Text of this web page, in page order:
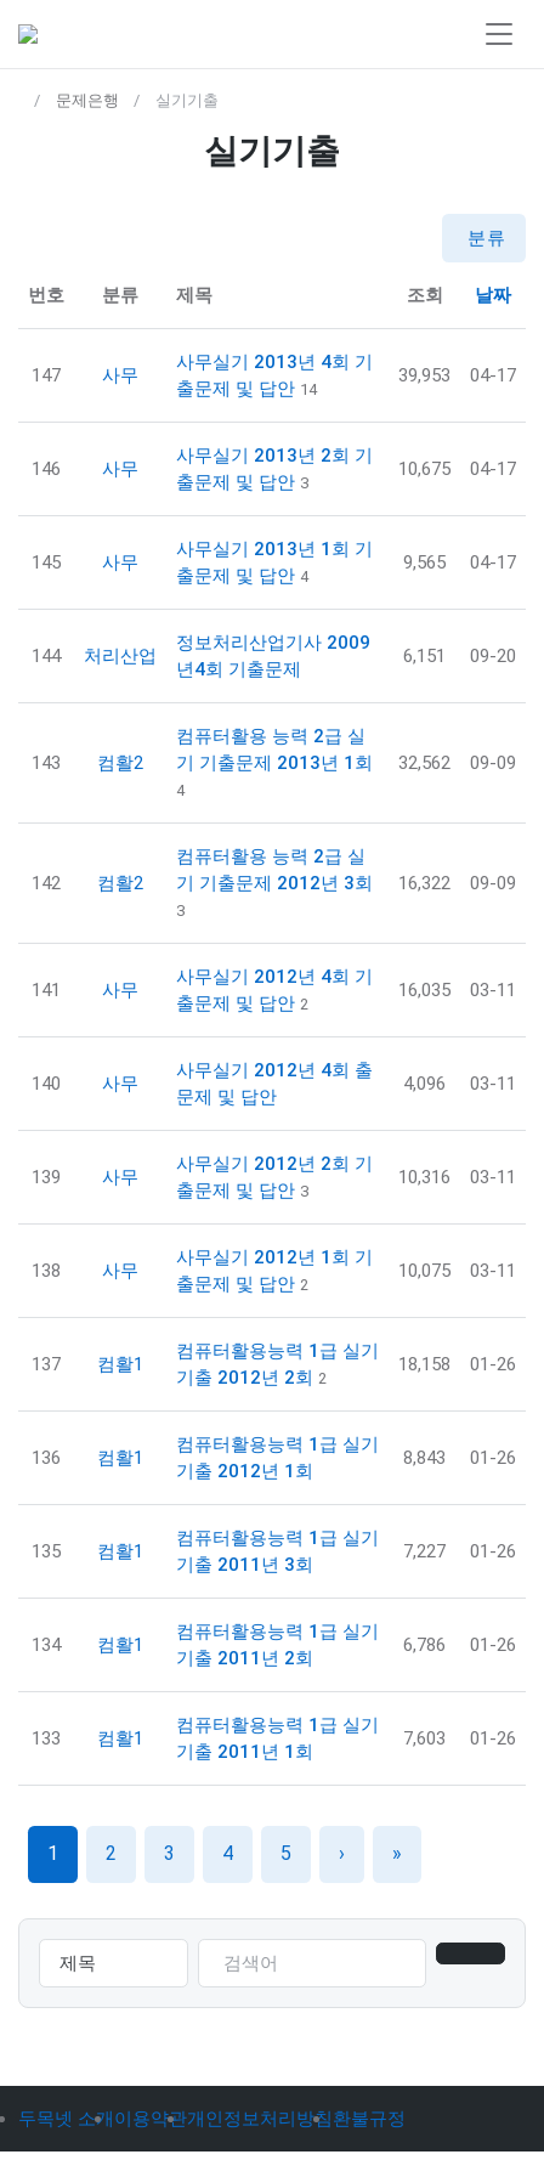
문제은행 실기기출
실기기출
분류
번호 분류 제목 조회 날짜
147 사무
사무실기 2013년 4회 기
출문제 및 답안 14
39,953 04-17
146 사무
사무실기 2013년 2회 기
출문제 및 답안 3
10,675 04-17
145 사무
사무실기 2013년 1회 기
출문제 및 답안 4
9,565 04-17
144 처리산업
정보처리산업기사 2009
년4회 기출문제
6,151 09-20
143 컴활2
컴퓨터활용 능력 2급 실
기 기출문제 2013년 1회
4
32,562 09-09
142 컴활2
컴퓨터활용 능력 2급 실
기 기출문제 2012년 3회
3
16,322 09-09
141 사무
사무실기 2012년 4회 기
출문제 및 답안 2
16,035 03-11
140 사무
사무실기 2012년 4회 출
문제 및 답안
4,096 03-11
139 사무
사무실기 2012년 2회 기
출문제 및 답안 3
10,316 03-11
138 사무
사무실기 2012년 1회 기
출문제 및 답안 2
10,075 03-11
137 컴활1
컴퓨터활용능력 1급 실기
기출 2012년 2회 2
18,158 01-26
136 컴활1
컴퓨터활용능력 1급 실기
기출 2012년 1회
8,843 01-26
135 컴활1
컴퓨터활용능력 1급 실기
기출 2011년 3회
7,227 01-26
134 컴활1
컴퓨터활용능력 1급 실기
기출 2011년 2회
6,786 01-26
133 컴활1
컴퓨터활용능력 1급 실기
기출 2011년 1회
7,603 01-26
1 2 3 4 5 › »
두목넷 소개이용약관개인정보처리방침환불규정